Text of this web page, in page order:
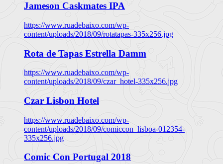
Jameson Caskmates IPA
https://www.ruadebaixo.com/wp-
content/uploads/2018/09/rotatapas-335x256.jpg
Rota de Tapas Estrella Damm
https://www.ruadebaixo.com/wp-
content/uploads/2018/09/czar_hotel-335x256.jpg
Czar Lisbon Hotel
https://www.ruadebaixo.com/wp-
content/uploads/2018/09/comiccon_lisboa-012354-
335x256.jpg
Comic Con Portugal 2018